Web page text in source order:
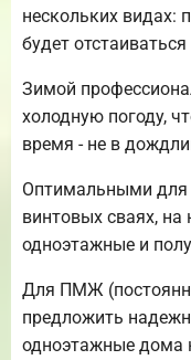
нескольких видах:
будет
Зимой
холодную погоду,
время - не в
Оптимальными для
винтовых сваях,
одноэтажные и
Для ПМЖ
предложить
одноэтажные дома